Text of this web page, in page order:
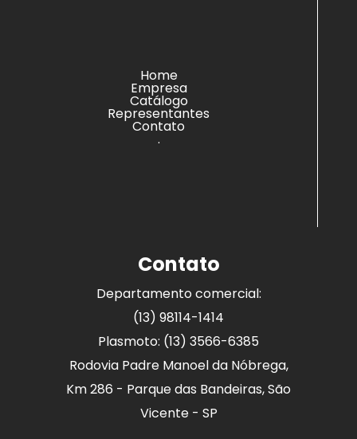
Home
Empresa
Catálogo
Representantes
Contato
.
Contato
Departamento comercial:
(13) 98114-1414
Plasmoto: (13) 3566-6385
Rodovia Padre Manoel da Nóbrega,
Km 286 - Parque das Bandeiras, São
Vicente - SP